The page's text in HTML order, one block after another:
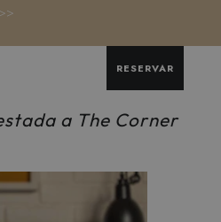
RESERVAR
a The Corner